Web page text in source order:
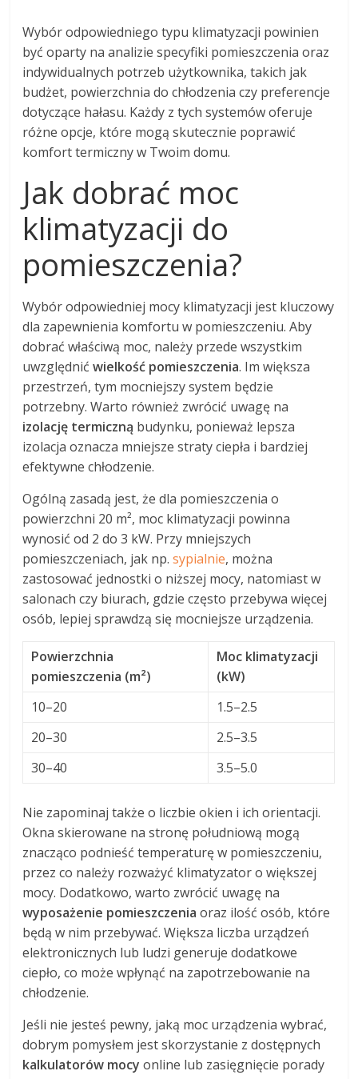
Wybór odpowiedniego typu klimatyzacji powinien
być oparty na analizie specyfiki pomieszczenia oraz
indywidualnych potrzeb użytkownika, takich jak
budżet, powierzchnia do chłodzenia czy preferencje
dotyczące hałasu. Każdy z tych systemów oferuje
różne opcje, które mogą skutecznie poprawić
komfort termiczny w Twoim domu.
Jak dobrać moc
klimatyzacji do
pomieszczenia?
Wybór odpowiedniej mocy klimatyzacji jest kluczowy
dla zapewnienia komfortu w pomieszczeniu. Aby
dobrać właściwą moc, należy przede wszystkim
uwzględnićwielkość pomieszczenia. Im większa
przestrzeń, tym mocniejszy system będzie
potrzebny. Warto również zwrócić uwagę na
izolację termiczną budynku, ponieważ lepsza
izolacja oznacza mniejsze straty ciepła i bardziej
efektywne chłodzenie.
Ogólną zasadą jest, że dla pomieszczenia o
powierzchni 20 m², moc klimatyzacji powinna
wynosić od 2 do 3 kW. Przy mniejszych
pomieszczeniach, jak np.sypialnie, można
zastosować jednostki o niższej mocy, natomiast w
salonach czy biurach, gdzie często przebywa więcej
osób, lepiej sprawdzą się mocniejsze urządzenia.
Powierzchnia
pomieszczenia (m²)
Moc klimatyzacji
(kW)
10–20
1.5–2.5
20–30
2.5–3.5
30–40
3.5–5.0
Nie zapominaj także o liczbie okien i ich orientacji.
Okna skierowane na stronę południową mogą
znacząco podnieść temperaturę w pomieszczeniu,
przez co należy rozważyć klimatyzator o większej
mocy. Dodatkowo, warto zwrócić uwagę na
wyposażenie pomieszczenia oraz ilość osób, które
będą w nim przebywać. Większa liczba urządzeń
elektronicznych lub ludzi generuje dodatkowe
ciepło, co może wpłynąć na zapotrzebowanie na
chłodzenie.
Jeśli nie jesteś pewny, jaką moc urządzenia wybrać,
dobrym pomysłem jest skorzystanie z dostępnych
kalkulatorów mocy online lub zasięgnięcie porady